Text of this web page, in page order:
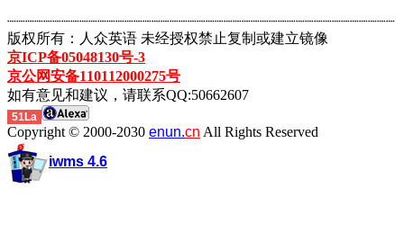
┈┈┈┈┈┈┈┈┈┈┈┈┈┈┈┈┈┈┈┈┈┈┈┈┈┈┈┈┈┈┈┈┈┈┈┈┈┈┈┈┈┈┈
版权所有：人众英语 未经授权禁止复制或建立镜像
京ICP备05048130号-3
京公网安备110112000275号
如有意见和建议，请联系QQ:50662607
51La
Copyright © 2000-2030 enun.cn All Rights Reserved
iwms 4.6